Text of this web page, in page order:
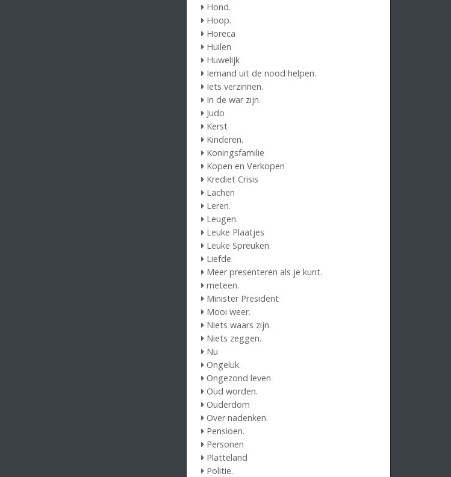
Hond.
Hoop.
Horeca
Huilen
Huwelijk
Iemand uit de nood helpen.
Iets verzinnen.
In de war zijn.
Judo
Kerst
Kinderen.
Koningsfamilie
Kopen en Verkopen
Krediet Crisis
Lachen
Leren.
Leugen.
Leuke Plaatjes
Leuke Spreuken.
Liefde
Meer presenteren als je kunt.
meteen.
Minister President
Mooi weer.
Niets waars zijn.
Niets zeggen.
Nu
Ongeluk.
Ongezond leven
Oud worden.
Ouderdom
Over nadenken.
Pensioen.
Personen
Platteland
Politie.